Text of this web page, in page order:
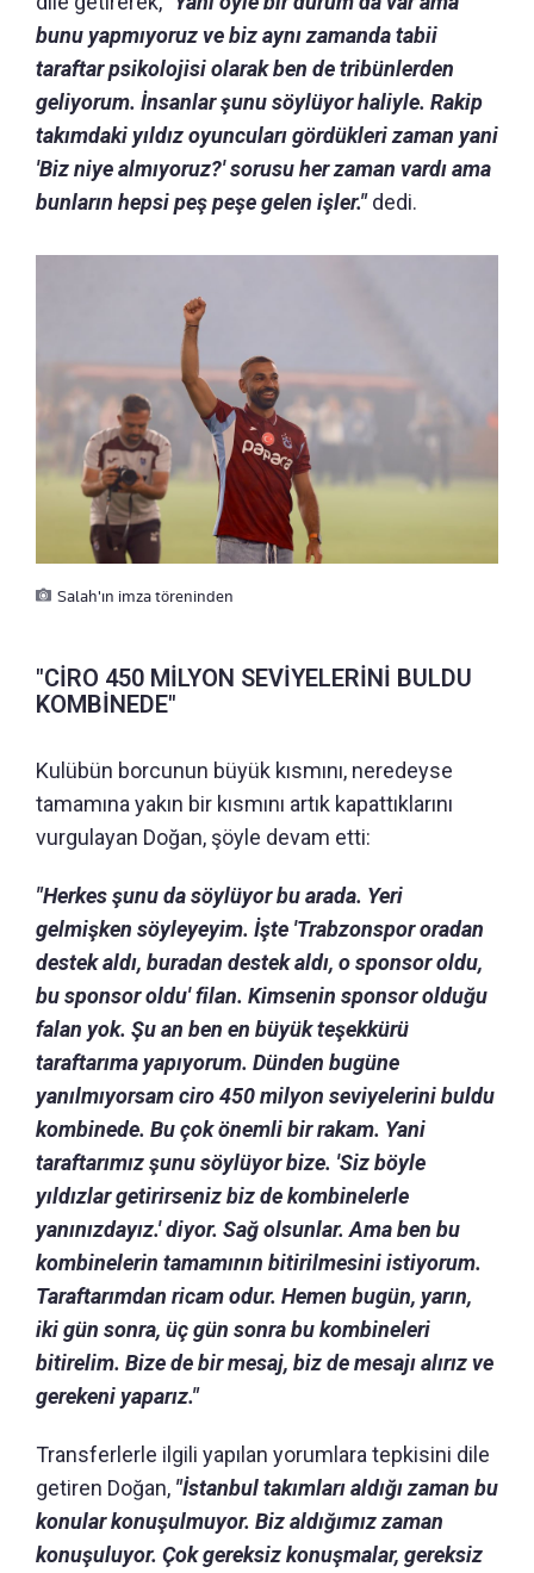
bunu yapmıyoruz ve biz aynı zamanda tabii
taraftar psikolojisi olarak ben de tribünlerden
geliyorum. İnsanlar şunu söylüyor haliyle. Rakip
takımdaki yıldız oyuncuları gördükleri zaman yani
'Biz niye almıyoruz?' sorusu her zaman vardı ama
bunların hepsi peş peşe gelen işler."dedi.
Salah'ın imza töreninden
"CİRO 450 MİLYON SEVİYELERİNİ BULDU
KOMBİNEDE"
Kulübün borcunun büyük kısmını, neredeyse
tamamına yakın bir kısmını artık kapattıklarını
vurgulayan Doğan, şöyle devam etti:
"Herkes şunu da söylüyor bu arada. Yeri
gelmişken söyleyeyim. İşte 'Trabzonspor oradan
destek aldı, buradan destek aldı, o sponsor oldu,
bu sponsor oldu' filan. Kimsenin sponsor olduğu
falan yok. Şu an ben en büyük teşekkürü
taraftarıma yapıyorum. Dünden bugüne
yanılmıyorsam ciro 450 milyon seviyelerini buldu
kombinede. Bu çok önemli bir rakam. Yani
taraftarımız şunu söylüyor bize. 'Siz böyle
yıldızlar getirirseniz biz de kombinelerle
yanınızdayız.' diyor. Sağ olsunlar. Ama ben bu
kombinelerin tamamının bitirilmesini istiyorum.
Taraftarımdan ricam odur. Hemen bugün, yarın,
iki gün sonra, üç gün sonra bu kombineleri
bitirelim. Bize de bir mesaj, biz de mesajı alırız ve
gerekeni yaparız."
Transferlerle ilgili yapılan yorumlara tepkisini dile
getiren Doğan, "İstanbul takımları aldığı zaman bu
konular konuşulmuyor. Biz aldığımız zaman
konuşuluyor. Çok gereksiz konuşmalar, gereksiz